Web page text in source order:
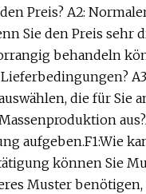
Preis? A2:
Sie den Preis
behandeln
die für Sie
aufgeben.F1:Wie
können Sie
Muster